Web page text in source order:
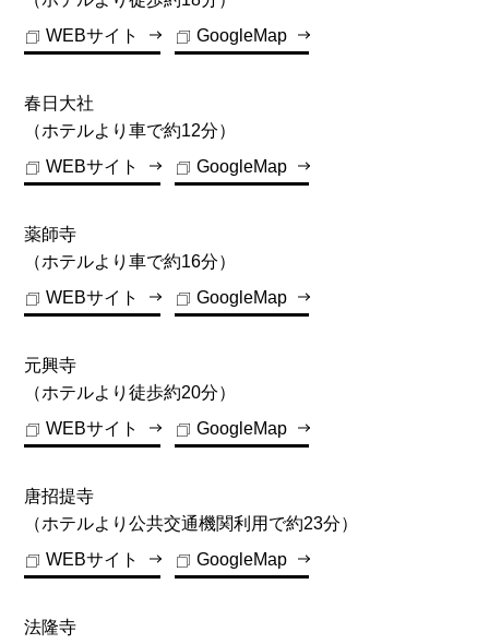
※敷地内の駐車場が満車になりますと提携駐車場
はございませんので、お客様の自己負担にて近隣
車両制限：全長5.015m、車幅1.85m、車高2.0m、
重量2.5t
駐車場営業時間：7:00～22:00
分。当日最大700円（税込）。24時間以内1,200円
（税込））
合わせくださいませ。
WEBサイト
GoogleMap
春日大社
（ホテルより車で約12分）
WEBサイト
GoogleMap
薬師寺
（ホテルより車で約16分）
WEBサイト
GoogleMap
元興寺
（ホテルより徒歩約20分）
WEBサイト
GoogleMap
唐招提寺
（ホテルより公共交通機関利用で約23分）
WEBサイト
GoogleMap
法隆寺